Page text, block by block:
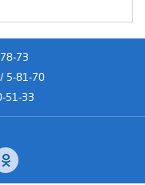
73
5-81-70
51-33